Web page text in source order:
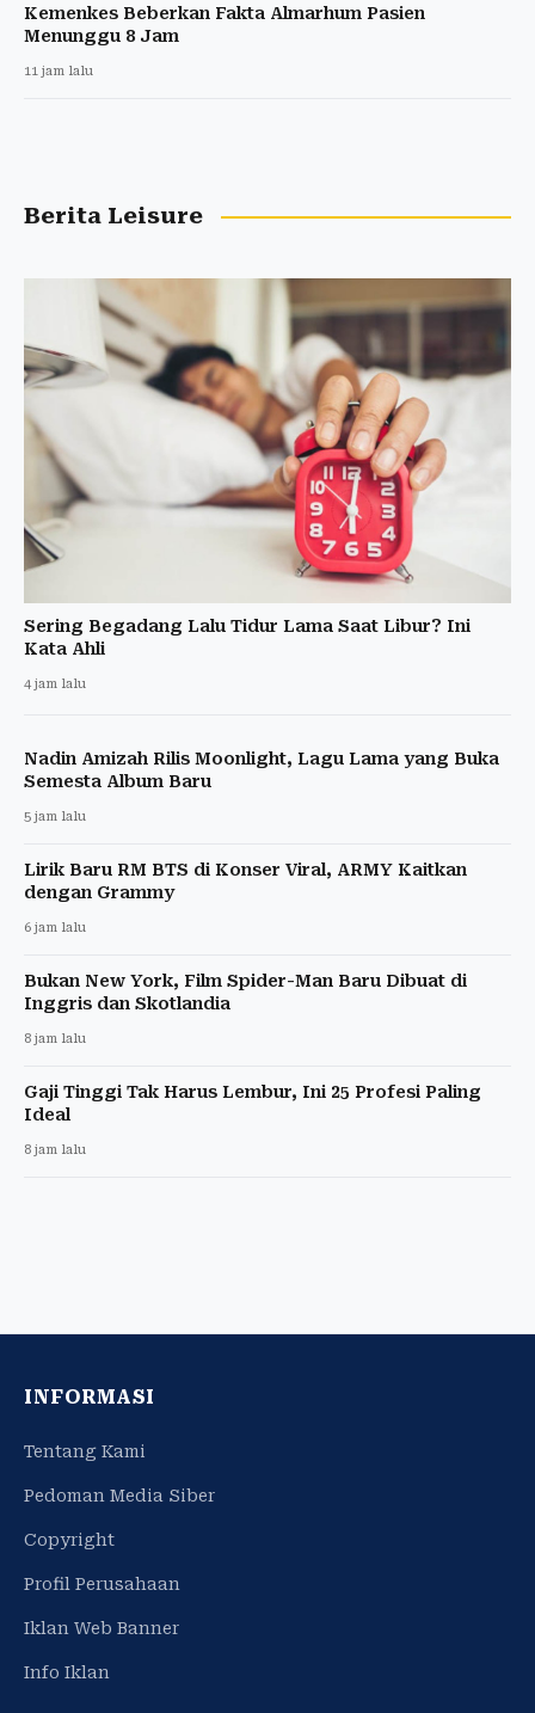
Kemenkes Beberkan Fakta Almarhum Pasien
Menunggu 8 Jam
11 jam lalu
Berita Leisure
Sering Begadang Lalu Tidur Lama Saat Libur? Ini
Kata Ahli
4 jam lalu
Nadin Amizah Rilis Moonlight, Lagu Lama yang Buka
Semesta Album Baru
5 jam lalu
Lirik Baru RM BTS di Konser Viral, ARMY Kaitkan
dengan Grammy
6 jam lalu
Bukan New York, Film Spider-Man Baru Dibuat di
Inggris dan Skotlandia
8 jam lalu
Gaji Tinggi Tak Harus Lembur, Ini 25 Profesi Paling
Ideal
8 jam lalu
INFORMASI
Tentang Kami
Pedoman Media Siber
Copyright
Profil Perusahaan
Iklan Web Banner
Info Iklan